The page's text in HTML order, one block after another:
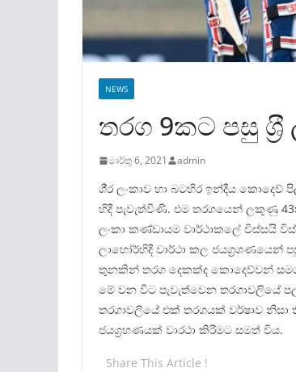
NEWS
තරග 9කට පසු
මාර්තු 6, 2021 admin
ශී‍්‍ර ලංකාව හා බටහිර ඉන්දීය
හිදී පැවැත්විණි. එම තරගයෙන් ලකුණු
ලංකා කණ්ඩායම වාර්ථාකලේ විස්සයි
ලාහෝර්හිදී වාර්ථා කල ජයග‍්‍රශණයෙන්
තුනකින් තරග දෙකක්ද කොදෙව්වන් සමග
මේ වන විට පැවැත්වෙන තරගාවලියේ
තරගාවලියේ එක් තරගයක් වර්ෂාව
ජයග‍්‍රහණයක් වාරථා කිරීමට සමත් විය.
Share This Article !